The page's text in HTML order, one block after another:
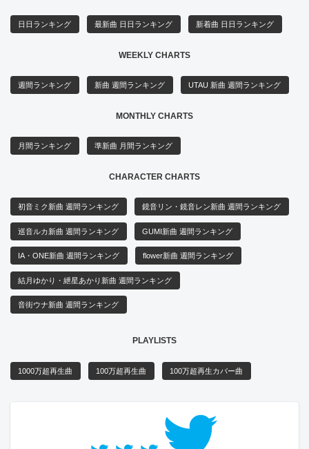
日日ランキング 最新曲 日日ランキング 新着曲 日日ランキング
WEEKLY CHARTS
週間ランキング 新曲 週間ランキング UTAU 新曲 週間ランキング
MONTHLY CHARTS
月間ランキング 準新曲 月間ランキング
CHARACTER CHARTS
初音ミク新曲 週間ランキング 鏡音リン・鏡音レン新曲 週間ランキング
巡音ルカ新曲 週間ランキング GUMI新曲 週間ランキング
IA・ONE新曲 週間ランキング flower新曲 週間ランキング
結月ゆかり・紲星あかり新曲 週間ランキング
音街ウナ新曲 週間ランキング
PLAYLISTS
1000万超再生曲 100万超再生曲 100万超再生カバー曲